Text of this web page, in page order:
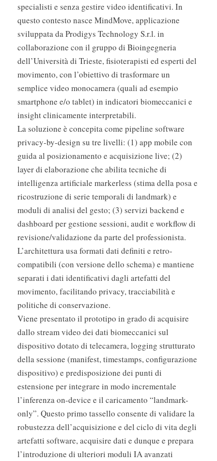
specialisti e senza gestire video identificativi. In
questo contesto nasce MindMove, applicazione
sviluppata da Prodigys Technology S.r.l. in
collaborazione con il gruppo di Bioingegneria
dell’Università di Trieste, fisioterapisti ed esperti del
movimento, con l’obiettivo di trasformare un
semplice video monocamera (quali ad esempio
smartphone e/o tablet) in indicatori biomeccanici e
insight clinicamente interpretabili.
La soluzione è concepita come pipeline software
privacy-by-design su tre livelli: (1) app mobile con
guida al posizionamento e acquisizione live; (2)
layer di elaborazione che abilita tecniche di
intelligenza artificiale markerless (stima della posa e
ricostruzione di serie temporali di landmark) e
moduli di analisi del gesto; (3) servizi backend e
dashboard per gestione sessioni, audit e workflow di
revisione/validazione da parte del professionista.
L’architettura usa formati dati definiti e retro-
compatibili (con versione dello schema) e mantiene
separati i dati identificativi dagli artefatti del
movimento, facilitando privacy, tracciabilità e
politiche di conservazione.
Viene presentato il prototipo in grado di acquisire
dallo stream video dei dati biomeccanici sul
dispositivo dotato di telecamera, logging strutturato
della sessione (manifest, timestamps, configurazione
dispositivo) e predisposizione dei punti di
estensione per integrare in modo incrementale
l’inferenza on-device e il caricamento “landmark-
only”. Questo primo tassello consente di validare la
robustezza dell’acquisizione e del ciclo di vita degli
artefatti software, acquisire dati e dunque e prepara
l’introduzione di ulteriori moduli IA avanzati